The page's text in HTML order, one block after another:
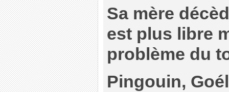
Sa mère
est plus libre
problème du
Pingouin,